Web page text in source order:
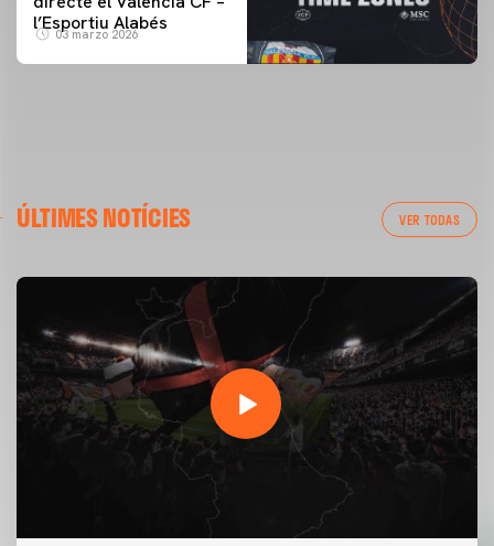
l’Esportiu Alabés
03 marzo 2026
ÚLTIMES NOTÍCIES VER TODAS